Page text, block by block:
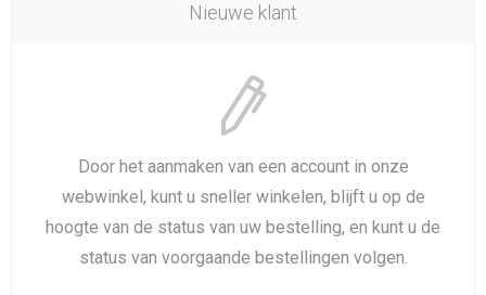
Nieuwe klant
Door het aanmaken van een account in onze
webwinkel, kunt u sneller winkelen, blijft u op de
hoogte van de status van uw bestelling, en kunt u de
status van voorgaande bestellingen volgen.